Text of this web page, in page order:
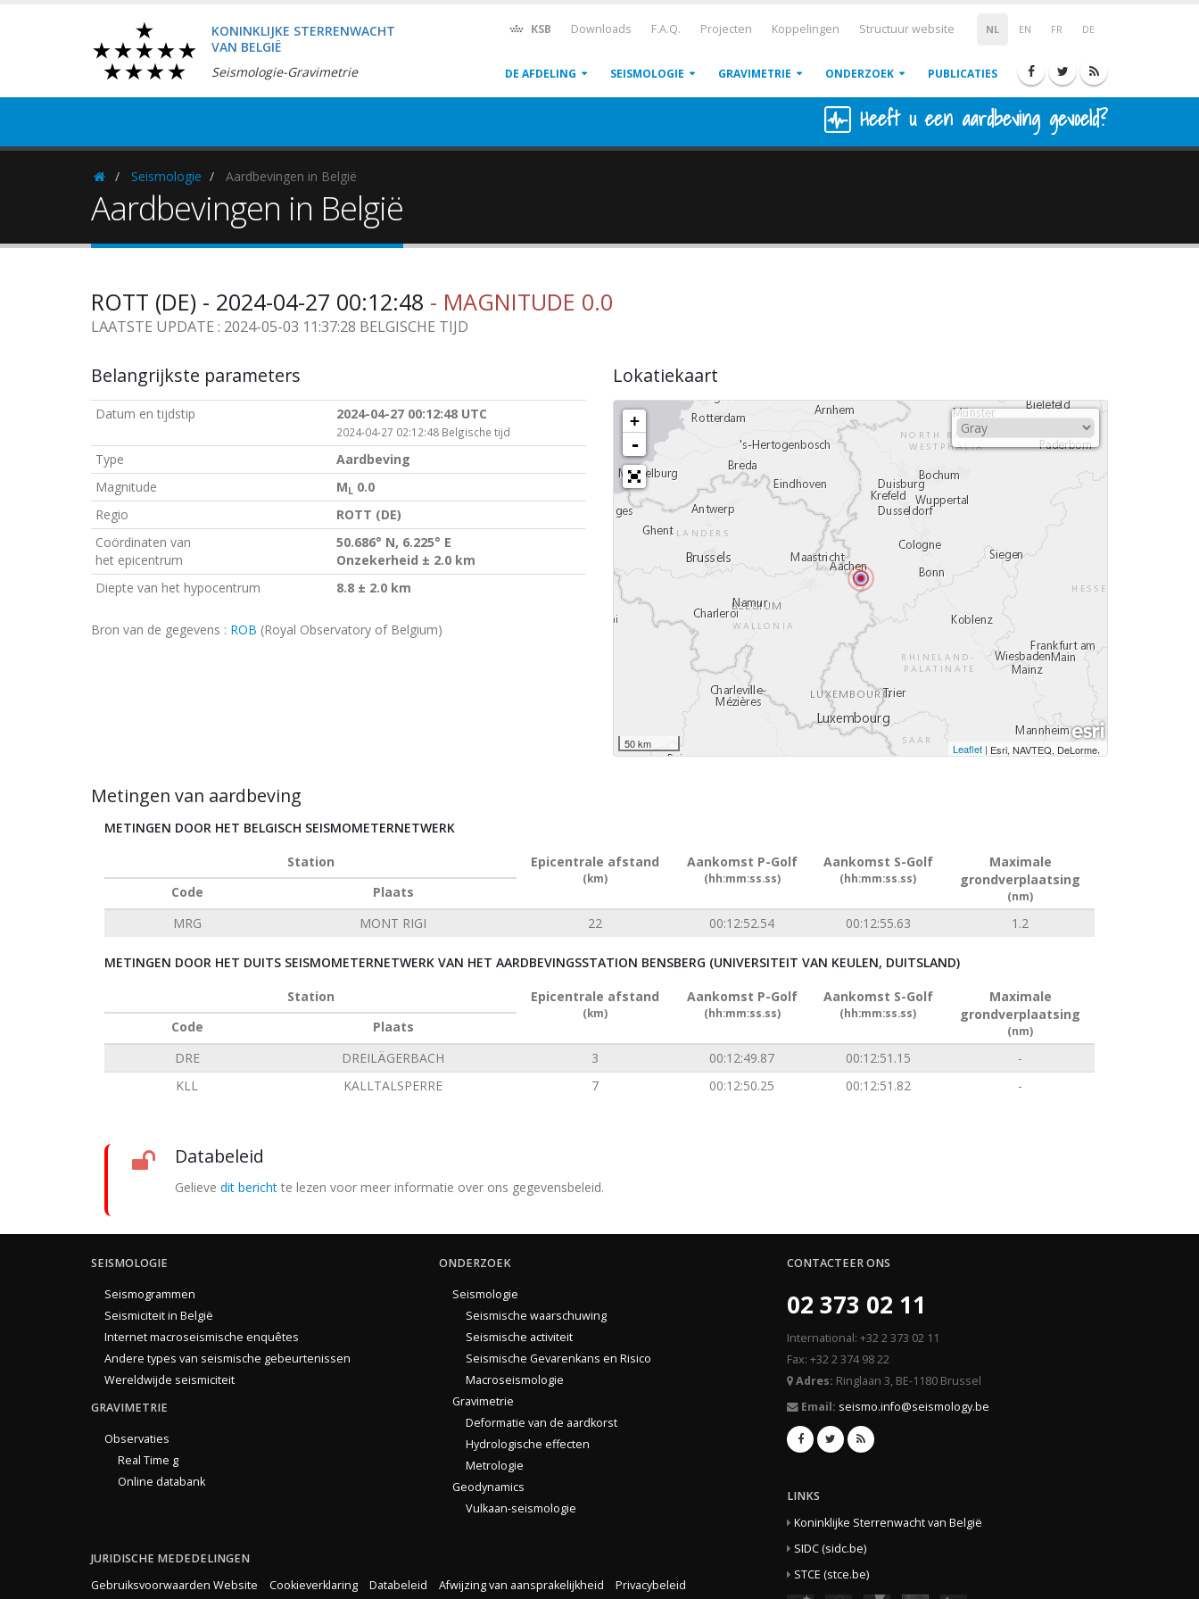
KONINKLIJKE STERRENWACHT
VAN BELGIË
Seismologie-Gravimetrie
NL EN FR DE
KSB Downloads F.A.Q. Projecten Koppelingen Structuur website
DE AFDELING SEISMOLOGIE GRAVIMETRIE ONDERZOEK PUBLICATIES
Heeft u een aardbeving gevoeld?
HomepageSeismologie Aardbevingen in België
Aardbevingen in België
ROTT (DE) - 2024-04-27 00:12:48 - MAGNITUDE 0.0
LAATSTE UPDATE : 2024-05-03 11:37:28 BELGISCHE TIJD
Belangrijkste parameters
Datum en tijdstip 2024-04-27 00:12:48 UTC
2024-04-27 02:12:48 Belgische tijd
Type
Aardbeving
Magnitude
ML 0.0
Regio
ROTT (DE)
Coördinaten van
het epicentrum
50.686° N, 6.225° E
Onzekerheid ± 2.0 km
Diepte van het hypocentrum
8.8 ± 2.0 km
Bron van de gegevens : ROB (Royal Observatory of Belgium)
Lokatiekaart
+
-
50 km Leaflet | Esri, NAVTEQ, DeLorme,
Metingen van aardbeving
METINGEN DOOR HET BELGISCH SEISMOMETERNETWERK
Station
Epicentrale afstand
(km)
Aankomst P-Golf
(hh:mm:ss.ss)
Aankomst S-Golf
(hh:mm:ss.ss)
Maximale
grondverplaatsing
(nm)
Code
Plaats
MRG
MONT RIGI 22 00:12:52.54 00:12:55.63 1.2
METINGEN DOOR HET DUITS SEISMOMETERNETWERK VAN HET AARDBEVINGSSTATION BENSBERG (UNIVERSITEIT VAN KEULEN, DUITSLAND)
Station
Epicentrale afstand
(km)
Aankomst P-Golf
(hh:mm:ss.ss)
Aankomst S-Golf
(hh:mm:ss.ss)
Maximale
grondverplaatsing
(nm)
Code
Plaats
DRE
DREILÄGERBACH 3 00:12:49.87 00:12:51.15
-
KLL
KALLTALSPERRE 7 00:12:50.25 00:12:51.82 -
Databeleid
Gelieve dit bericht te lezen voor meer informatie over ons gegevensbeleid.
SEISMOLOGIE
Seismogrammen
Seismiciteit in België
Internet macroseismische enquêtes
Andere types van seismische gebeurtenissen
Wereldwijde seismiciteit
GRAVIMETRIE
Observaties
Real Time g
Online databank
ONDERZOEK
Seismologie
Seismische waarschuwing
Seismische activiteit
Seismische Gevarenkans en Risico
Macroseismologie
Gravimetrie
Deformatie van de aardkorst
Hydrologische effecten
Metrologie
Geodynamics
Vulkaan-seismologie
JURIDISCHE MEDEDELINGEN
Gebruiksvoorwaarden Website
Cookieverklaring Databeleid Afwijzing van aansprakelijkheid Privacybeleid
CONTACTEER ONS
02 373 02 11
International: +32 2 373 02 11
Fax: +32 2 374 98 22
Adres: Ringlaan 3, BE-1180 Brussel
Email: seismo.info@seismology.be
LINKS
Koninklijke Sterrenwacht van België
SIDC (sidc.be)
STCE (stce.be)